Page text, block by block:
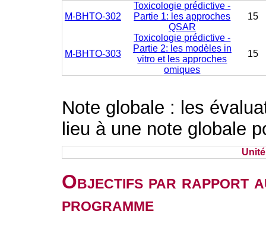
M-BHTO-302
Toxicologie prédictive -
Partie 1: les approches
QSAR
15
M-BHTO-303
Toxicologie prédictive -
Partie 2: les modèles in
vitro et les approches
omiques
15
Note globale : les
lieu à une note globale
Objectifs par rapport
programme